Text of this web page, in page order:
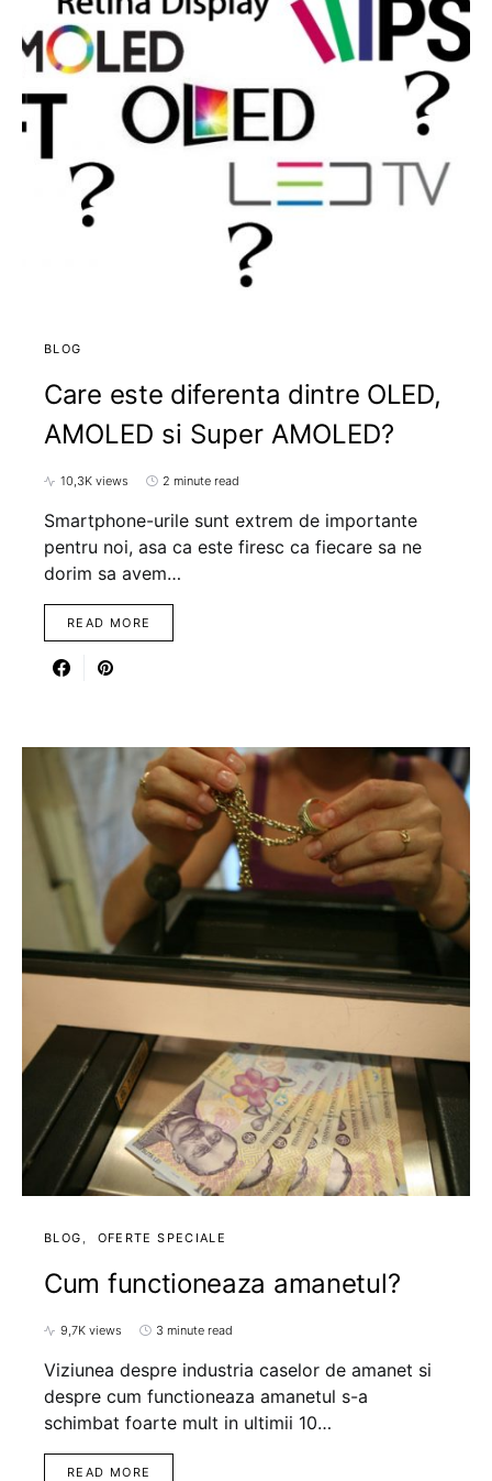
BLOG
Care este diferenta dintre OLED,
AMOLED si Super AMOLED?
10,3K views 2 minute read
Smartphone-urile sunt extrem de importante
pentru noi, asa ca este firesc ca fiecare sa ne
dorim sa avem…
READ MORE
BLOG OFERTE SPECIALE
Cum functioneaza amanetul?
9,7K views 3 minute read
Viziunea despre industria caselor de amanet si
despre cum functioneaza amanetul s-a
schimbat foarte mult in ultimii 10…
READ MORE